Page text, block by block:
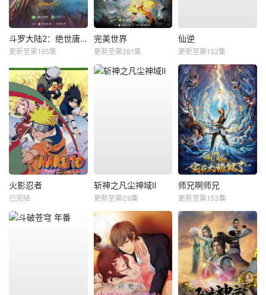
斗罗大陆2：绝世唐门
更新至第165集
完美世界
更新至第281集
仙逆
更新至第152集
火影忍者
已完结
斩神之凡尘神域Ⅱ
更新至第09集
师兄啊师兄
更新至第153集